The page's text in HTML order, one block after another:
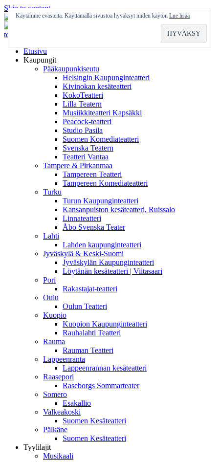
Skip to content
Etusivu
Kaupungit
Pääkaupunkiseutu
Helsingin Kaupunginteatteri
Kivinokan kesäteatteri
KokoTeatteri
Lilla Teatern
Musiikkiteatteri Kapsäkki
Peacock-teatteri
Studio Pasila
Suomen Komediateatteri
Svenska Teatern
Teatteri Vantaa
Tampere & Pirkanmaa
Tampereen Teatteri
Tampereen Komediateatteri
Turku
Turun Kaupunginteatteri
Kansanpuiston kesäteatteri, Ruissalo
Linnateatteri
Åbo Svenska Teater
Lahti
Lahden kaupunginteatteri
Jyväskylä & Keski-Suomi
Jyväskylän Kaupunginteatteri
Löytänän kesäteatteri | Viitasaari
Pori
Rakastajat-teatteri
Oulu
Oulun Teatteri
Kuopio
Kuopion Kaupunginteatteri
Rauhalahti Teatteri
Rauma
Rauman Teatteri
Lappeenranta
Lappeenrannan kesäteatteri
Raasepori
Raseborgs Sommarteater
Somero
Esakallio
Valkeakoski
Suomen Kesäteatteri
Pälkäne
Suomen Kesäteatteri
Tyylilajit
Musikaali
Käytämme evästeitä. Käyttämällä sivustoa hyväksyt niiden käytön Lue lisää